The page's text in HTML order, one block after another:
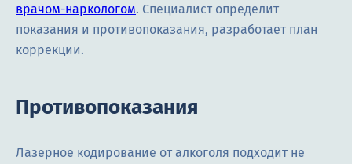
врачом-наркологом. Специалист определит
показания и противопоказания, разработает план
коррекции.
Противопоказания
Лазерное кодирование от алкоголя подходит не